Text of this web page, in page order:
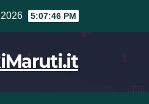
5:07:46 PM